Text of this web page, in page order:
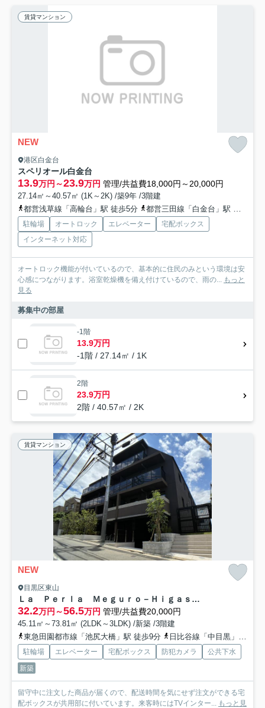
賃貸マンション
NEW
港区白金台
スペリオール白金台
13.9万円～23.9万円 管理/共益費18,000円～20,000円
27.14㎡～40.57㎡ (1K～2K) /築9年 /3階建
都営浅草線「高輪台」駅 徒歩5分
都営三田線「白金台」駅 徒歩7分
駐輪場 オートロック エレベーター
宅配ボックス
インターネット対応
オートロック機能が付いているので、基本的に住民のみという環境は安
心感につながります。浴室乾燥機を備え付けているので、雨の...
もっと
見る
募集中の部屋
-1階
13.9万円
-1階 / 27.14㎡ / 1K
2階
23.9万円
2階 / 40.57㎡ / 2K
賃貸マンション
NEW
目黒区東山
Ｌａ Ｐｅｒｌａ Ｍｅｇｕｒｏ－ＨｉｇａｓｈｉｙａｍａＩＩ
32.2万円～56.5万円 管理/共益費20,000円
45.11㎡～73.81㎡ (2LDK～3LDK) /新築 /3階建
東急田園都市線「池尻大橋」駅 徒歩9分
日比谷線「中目黒」駅 徒歩12分
駐輪場 エレベーター 宅配ボックス 防犯カメラ
公共下水
新築
留守中に注文した商品が届くので、配送時間を気にせず注文ができる宅
配ボックスが共用部に付いています。来客時にはTVインター...
もっと見